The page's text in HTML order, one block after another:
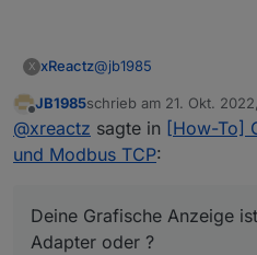
X xReactz@jb1985
Freut mich das alles
wirklich ein Genuss :)
Deine Grafische
JB1985schrieb am 21. Okt.
zuletzt editiert von
@xreactz sagte in [How-To]
und Modbus TCP:
Deine Grafische Anzeige
Adapter oder ?